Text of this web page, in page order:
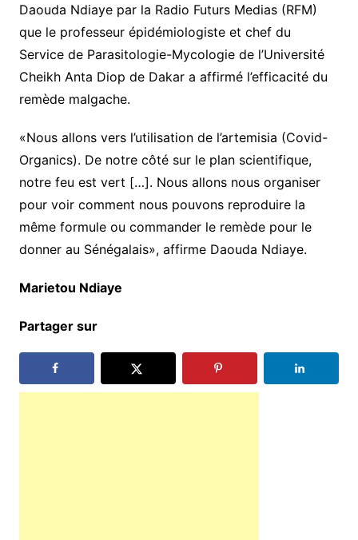
Daouda Ndiaye par la Radio Futurs Medias (RFM)
que le professeur épidémiologiste et chef du
Service de Parasitologie-Mycologie de l’Université
Cheikh Anta Diop de Dakar a affirmé l’efficacité du
remède malgache.
«Nous allons vers l’utilisation de l’artemisia (Covid-
Organics). De notre côté sur le plan scientifique,
notre feu est vert […]. Nous allons nous organiser
pour voir comment nous pouvons reproduire la
même formule ou commander le remède pour le
donner au Sénégalais», affirme Daouda Ndiaye.
Marietou Ndiaye
Partager sur